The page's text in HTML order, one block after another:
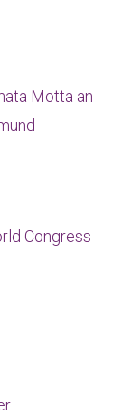
Motta an
Congress